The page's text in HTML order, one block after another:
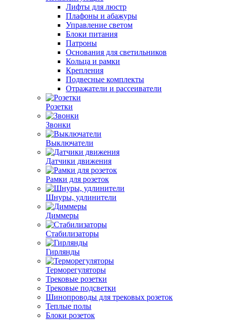
Лифты для люстр
Плафоны и абажуры
Управление светом
Блоки питания
Патроны
Основания для светильников
Кольца и рамки
Крепления
Подвесные комплекты
Отражатели и рассеиватели
Розетки
Звонки
Выключатели
Датчики движения
Рамки для розеток
Шнуры, удлинители
Диммеры
Стабилизаторы
Гирлянды
Терморегуляторы
Трековые розетки
Трековые подсветки
Шинопроводы для трековых розеток
Теплые полы
Блоки розеток